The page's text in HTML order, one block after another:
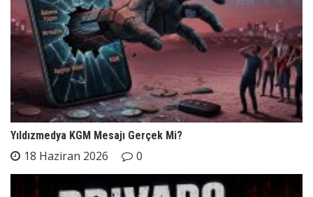
Yıldızmedya KGM Mesajı Gerçek Mi?
18 Haziran 2026 0